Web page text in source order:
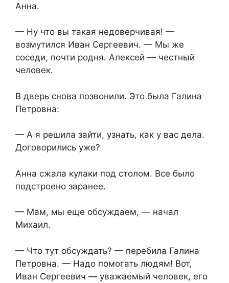
Анна.
— Ну что вы такая недоверчивая! —
возмутился Иван Сергеевич. — Мы же
соседи, почти родня. Алексей — честный
человек.
В дверь снова позвонили. Это была Галина
Петровна:
— А я решила зайти, узнать, как у вас дела.
Договорились уже?
Анна сжала кулаки под столом. Все было
подстроено заранее.
— Мам, мы еще обсуждаем, — начал
Михаил.
— Что тут обсуждать? — перебила Галина
Петровна. — Надо помогать людям! Вот,
Иван Сергеевич — уважаемый человек, его